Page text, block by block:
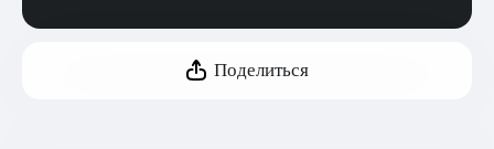
Поделиться